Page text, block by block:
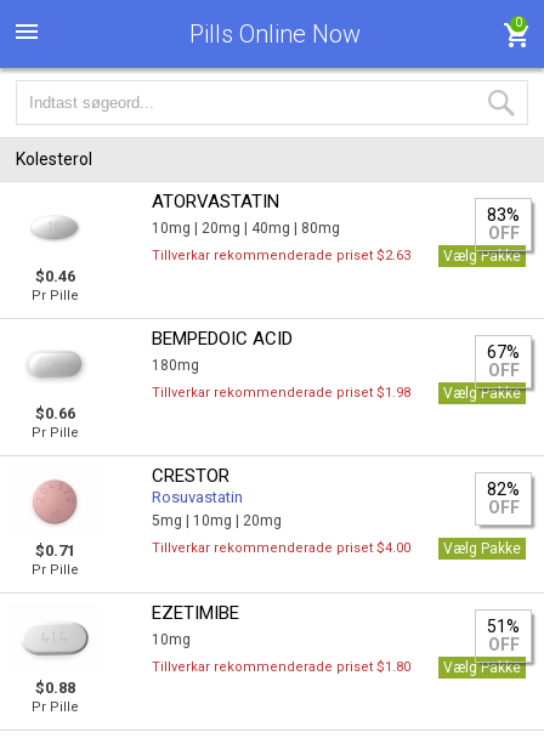
Pills Online Now 0
Kolesterol
$0.46
Pr Pille
ATORVASTATIN
10mg | 20mg | 40mg | 80mg
83%
OFF
Tillverkar rekommenderade priset $2.63 Vælg Pakke
$0.66
Pr Pille
BEMPEDOIC ACID
180mg
67%
OFF
Tillverkar rekommenderade priset $1.98 Vælg Pakke
$0.71
Pr Pille
CRESTOR
Rosuvastatin
5mg | 10mg | 20mg
82%
OFF
Tillverkar rekommenderade priset $4.00 Vælg Pakke
$0.88
Pr Pille
EZETIMIBE
10mg
51%
OFF
Tillverkar rekommenderade priset $1.80 Vælg Pakke